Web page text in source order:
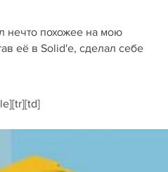
нечто похожее на мою
её в Solid'е, сделал себе